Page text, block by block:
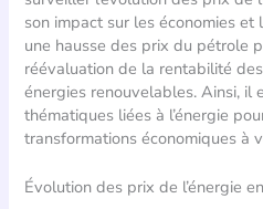
son impact sur les économies et
une hausse des prix du pétrole
réévaluation de la rentabilité
énergies renouvelables. Ainsi, il
thématiques liées à l’énergie
transformations économiques à
Évolution des prix de l’énergie